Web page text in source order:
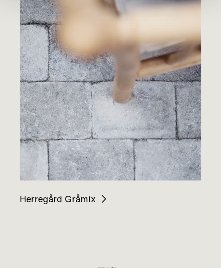
Herregård Gråmix